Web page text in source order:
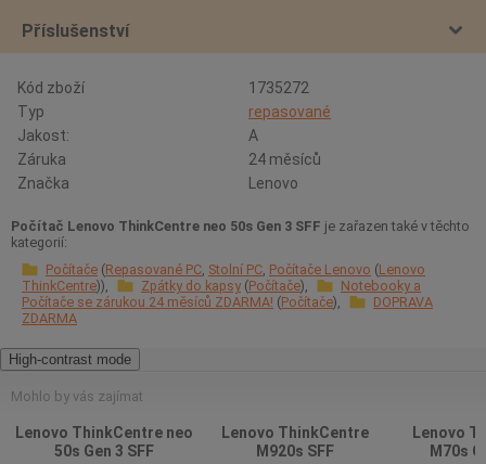
Příslušenství
Kód zboží
1735272
Typ
repasované
Jakost:
A
Záruka
24 měsíců
Značka
Lenovo
Počítač Lenovo ThinkCentre neo 50s Gen 3 SFF je zařazen také v těchto
kategorií:
Počítače Repasované PC Stolní PC Počítače Lenovo Lenovo
ThinkCentre
Zpátky do kapsy Počítače
Notebooky a
Počítače se zárukou 24 měsíců ZDARMA! Počítače
DOPRAVA
ZDARMA
High-contrast mode
Mohlo by vás zajímat
Lenovo ThinkCentre neo
50s Gen 3 SFF
Lenovo ThinkCentre
M920s SFF
Lenovo
M70s